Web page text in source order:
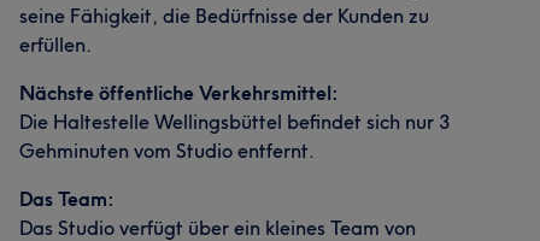
seine Fähigkeit, die Bedürfnisse der Kunden zu
erfüllen.
Nächste öffentliche Verkehrsmittel:
Die Haltestelle Wellingsbüttel befindet sich nur 3
Gehminuten vom Studio entfernt.
Das Team:
Das Studio verfügt über ein kleines Team von